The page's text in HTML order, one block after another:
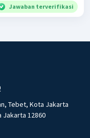
Jawaban terverifikasi
Tebet, Kota Jakarta
Jakarta 12860